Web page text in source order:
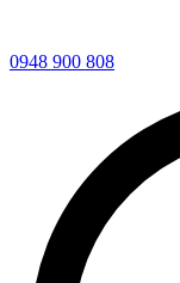
0948 900 808